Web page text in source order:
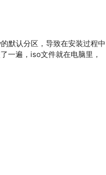
默认分区，导致在安装过程中
一遍，iso文件就在电脑里，